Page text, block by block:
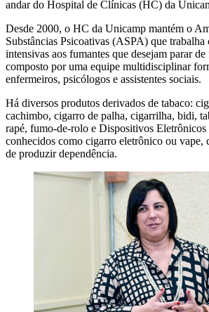
andar do Hospital de Clínicas (HC) da
Desde 2000, o HC da Unicamp mantém o
Substâncias Psicoativas (ASPA) que trabalha
intensivas aos fumantes que desejam parar
composto por uma equipe multidisciplinar
enfermeiros, psicólogos e assistentes sociais.
Há diversos produtos derivados de tabaco:
cachimbo, cigarro de palha, cigarrilha, bidi,
rapé, fumo-de-rolo e Dispositivos Eletrônicos
conhecidos como cigarro eletrônico ou vape,
de produzir dependência.